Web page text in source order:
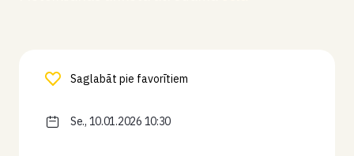
Saglabāt pie favorītiem
Se., 10.01.2026 10:30